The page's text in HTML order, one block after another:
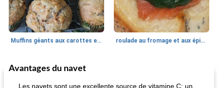
Muffins géants aux carottes et à la banane de Nif roulade au fromage et aux épinards
30
Marques de confiance: recettes et
Avantages du navet
Les navets sont une excellente source de vitamine C: un